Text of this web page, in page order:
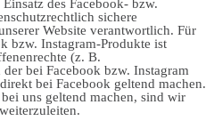
des Facebook- bzw.
sichere
Website verantwortlich. Für
bzw. Instagram-Produkte ist
(z. B.
bei Facebook bzw. Instagram
bei Facebook geltend machen.
uns geltend machen, sind wir